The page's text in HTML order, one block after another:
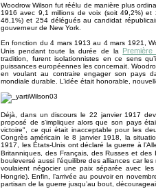
Woodrow Wilson fut réélu de manière plus
1916 avec 9,1 millions de voix (soit 49,2%)
46,1%) et 254 délégués au candidat
gouverneur de New York.
En fonction du 4 mars 1913 au 4 mars 1921,
Unis pendant toute la durée de la
tradition, furent isolationnistes en ce sens
puissances européennes les concernait.
en voulant au contraire engager son pays
mondiale durable. L’idée était honorable,
Déjà, dans un discours le 22 janvier 1917
proposé de s’impliquer alors que son pays
victoire", ce qui était inacceptable pour les
Congrès américain le 8 janvier 1918, la
1917, les États-Unis ont déclaré la guerre à
Britanniques, des Français, des Russes et
bouleversé aussi l’équilibre des alliances car
voulaient négocier une paix séparée avec
Hongrie). Enfin, l’arrivée au pouvoir en
partisan de la guerre jusqu’au bout,